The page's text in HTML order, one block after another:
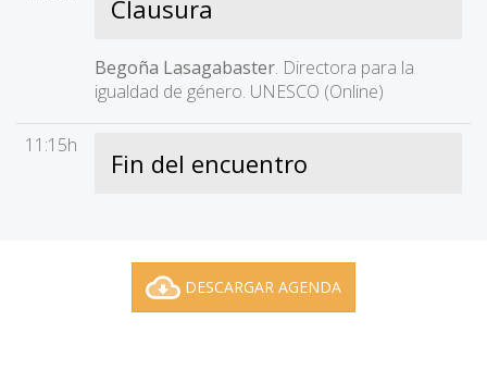
Clausura
Begoña Lasagabaster. Directora para la
igualdad de género. UNESCO (Online)
11:15h
Fin del encuentro
DESCARGAR AGENDA